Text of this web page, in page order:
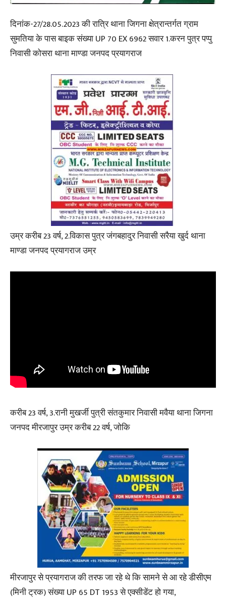
दिनांक-27/28.05.2023 की रात्रि थाना जिगना क्षेत्रान्तर्गत ग्राम
सुमतिया के पास बाइक संख्या UP 70 EX 6962 सवार 1.करन पुत्र पप्पु
निवासी कोसरा थाना माण्डा जनपद प्रयागराज
उम्र करीब 23 वर्ष, 2.विकास पुत्र जंगबहादुर निवासी सरैया खुर्द थाना
माण्डा जनपद प्रयागराज उम्र
करीब 23 वर्ष, 3.रानी मुखर्जी पुत्री संतकुमार निवासी मवैया थाना जिगना
जनपद मीरजापुर उम्र करीब 22 वर्ष, जोकि
मीरजापुर से प्रयागराज की तरफ जा रहे थे कि सामने से आ रहे डीसीएम
(मिनी ट्रक) संख्या UP 65 DT 1953 से एक्सीडेंट हो गया,